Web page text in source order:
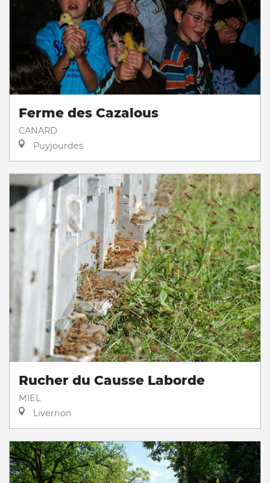
Ferme des Cazalous
CANARD
Puyjourdes
Rucher du Causse Laborde
MIEL
Livernon